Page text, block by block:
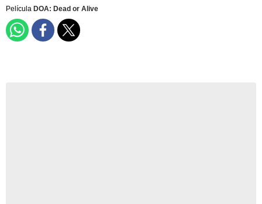
Película DOA: Dead or Alive